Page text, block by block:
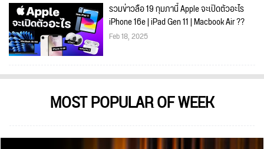
รวมข่าวลือ 19 กุมภานี้ Apple จะเปิดตัวอะไร
iPhone 16e | iPad Gen 11 | Macbook Air ??
Feb 18, 2025
MOST POPULAR OF WEEK